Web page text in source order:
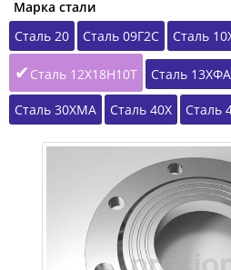
Марка стали
Сталь 20
Сталь 09Г2С Сталь
Сталь 12Х18Н10Т Сталь 13ХФА
Сталь 30ХМА Сталь 40Х Сталь